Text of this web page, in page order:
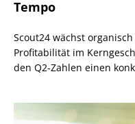
Tempo
Scout24 wächst
Profitabilität im
den Q2-Zahlen einen